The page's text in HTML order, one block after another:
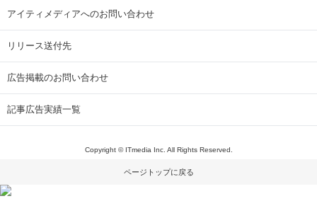
アイティメディアへのお問い合わせ
リリース送付先
広告掲載のお問い合わせ
記事広告実績一覧
Copyright © ITmedia Inc. All Rights Reserved.
ページトップに戻る